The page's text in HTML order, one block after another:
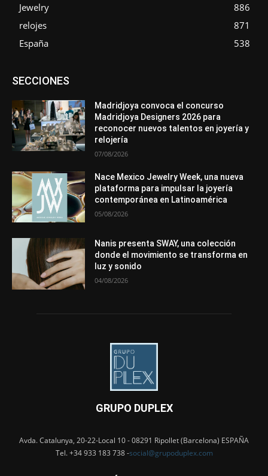
Jewelry
886
relojes
871
España
538
SECCIONESAsociaciones
Entrevistas
Mundo Técnico
Novedades Opiniones
Perspectiva
Premios
Secciones Sin categoría
Más
Madridjoya convoca el concurso
Madridjoya Designers 2026 para
reconocer nuevos talentos en joyería y
relojería
07/08/2026
Nace Mexico Jewelry Week, una nueva
plataforma para impulsar la joyería
contemporánea en Latinoamérica
05/08/2026
Nanis presenta SWAY, una colección
donde el movimiento se transforma en
luz y sonido
04/08/2026
GRUPO DUPLEX
Avda. Catalunya, 20-22-Local 10 - 08291 Ripollet (Barcelona) ESPAÑA
Tel. +34 933 183 738 -social@grupoduplex.com